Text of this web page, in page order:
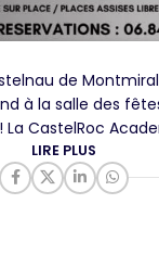
de
à la salle des
CastelRoc
LIRE PLUS